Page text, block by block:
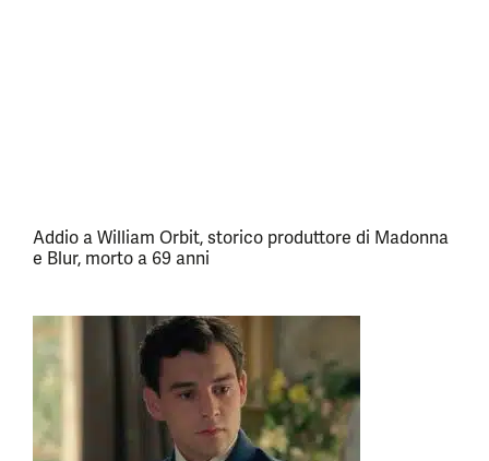
Addio a William Orbit, storico produttore di Madonna
e Blur, morto a 69 anni